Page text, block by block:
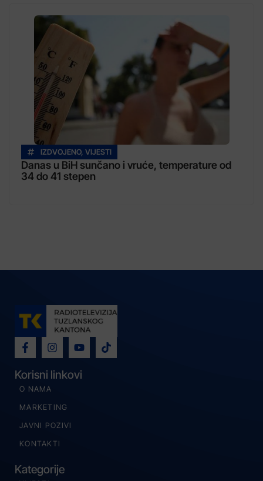
IZDVOJENO, VIJESTI
Danas u BiH sunčano i vruće, temperature od
34 do 41 stepen
Korisni linkovi
O NAMA
MARKETING
JAVNI POZIVI
KONTAKTI
Kategorije